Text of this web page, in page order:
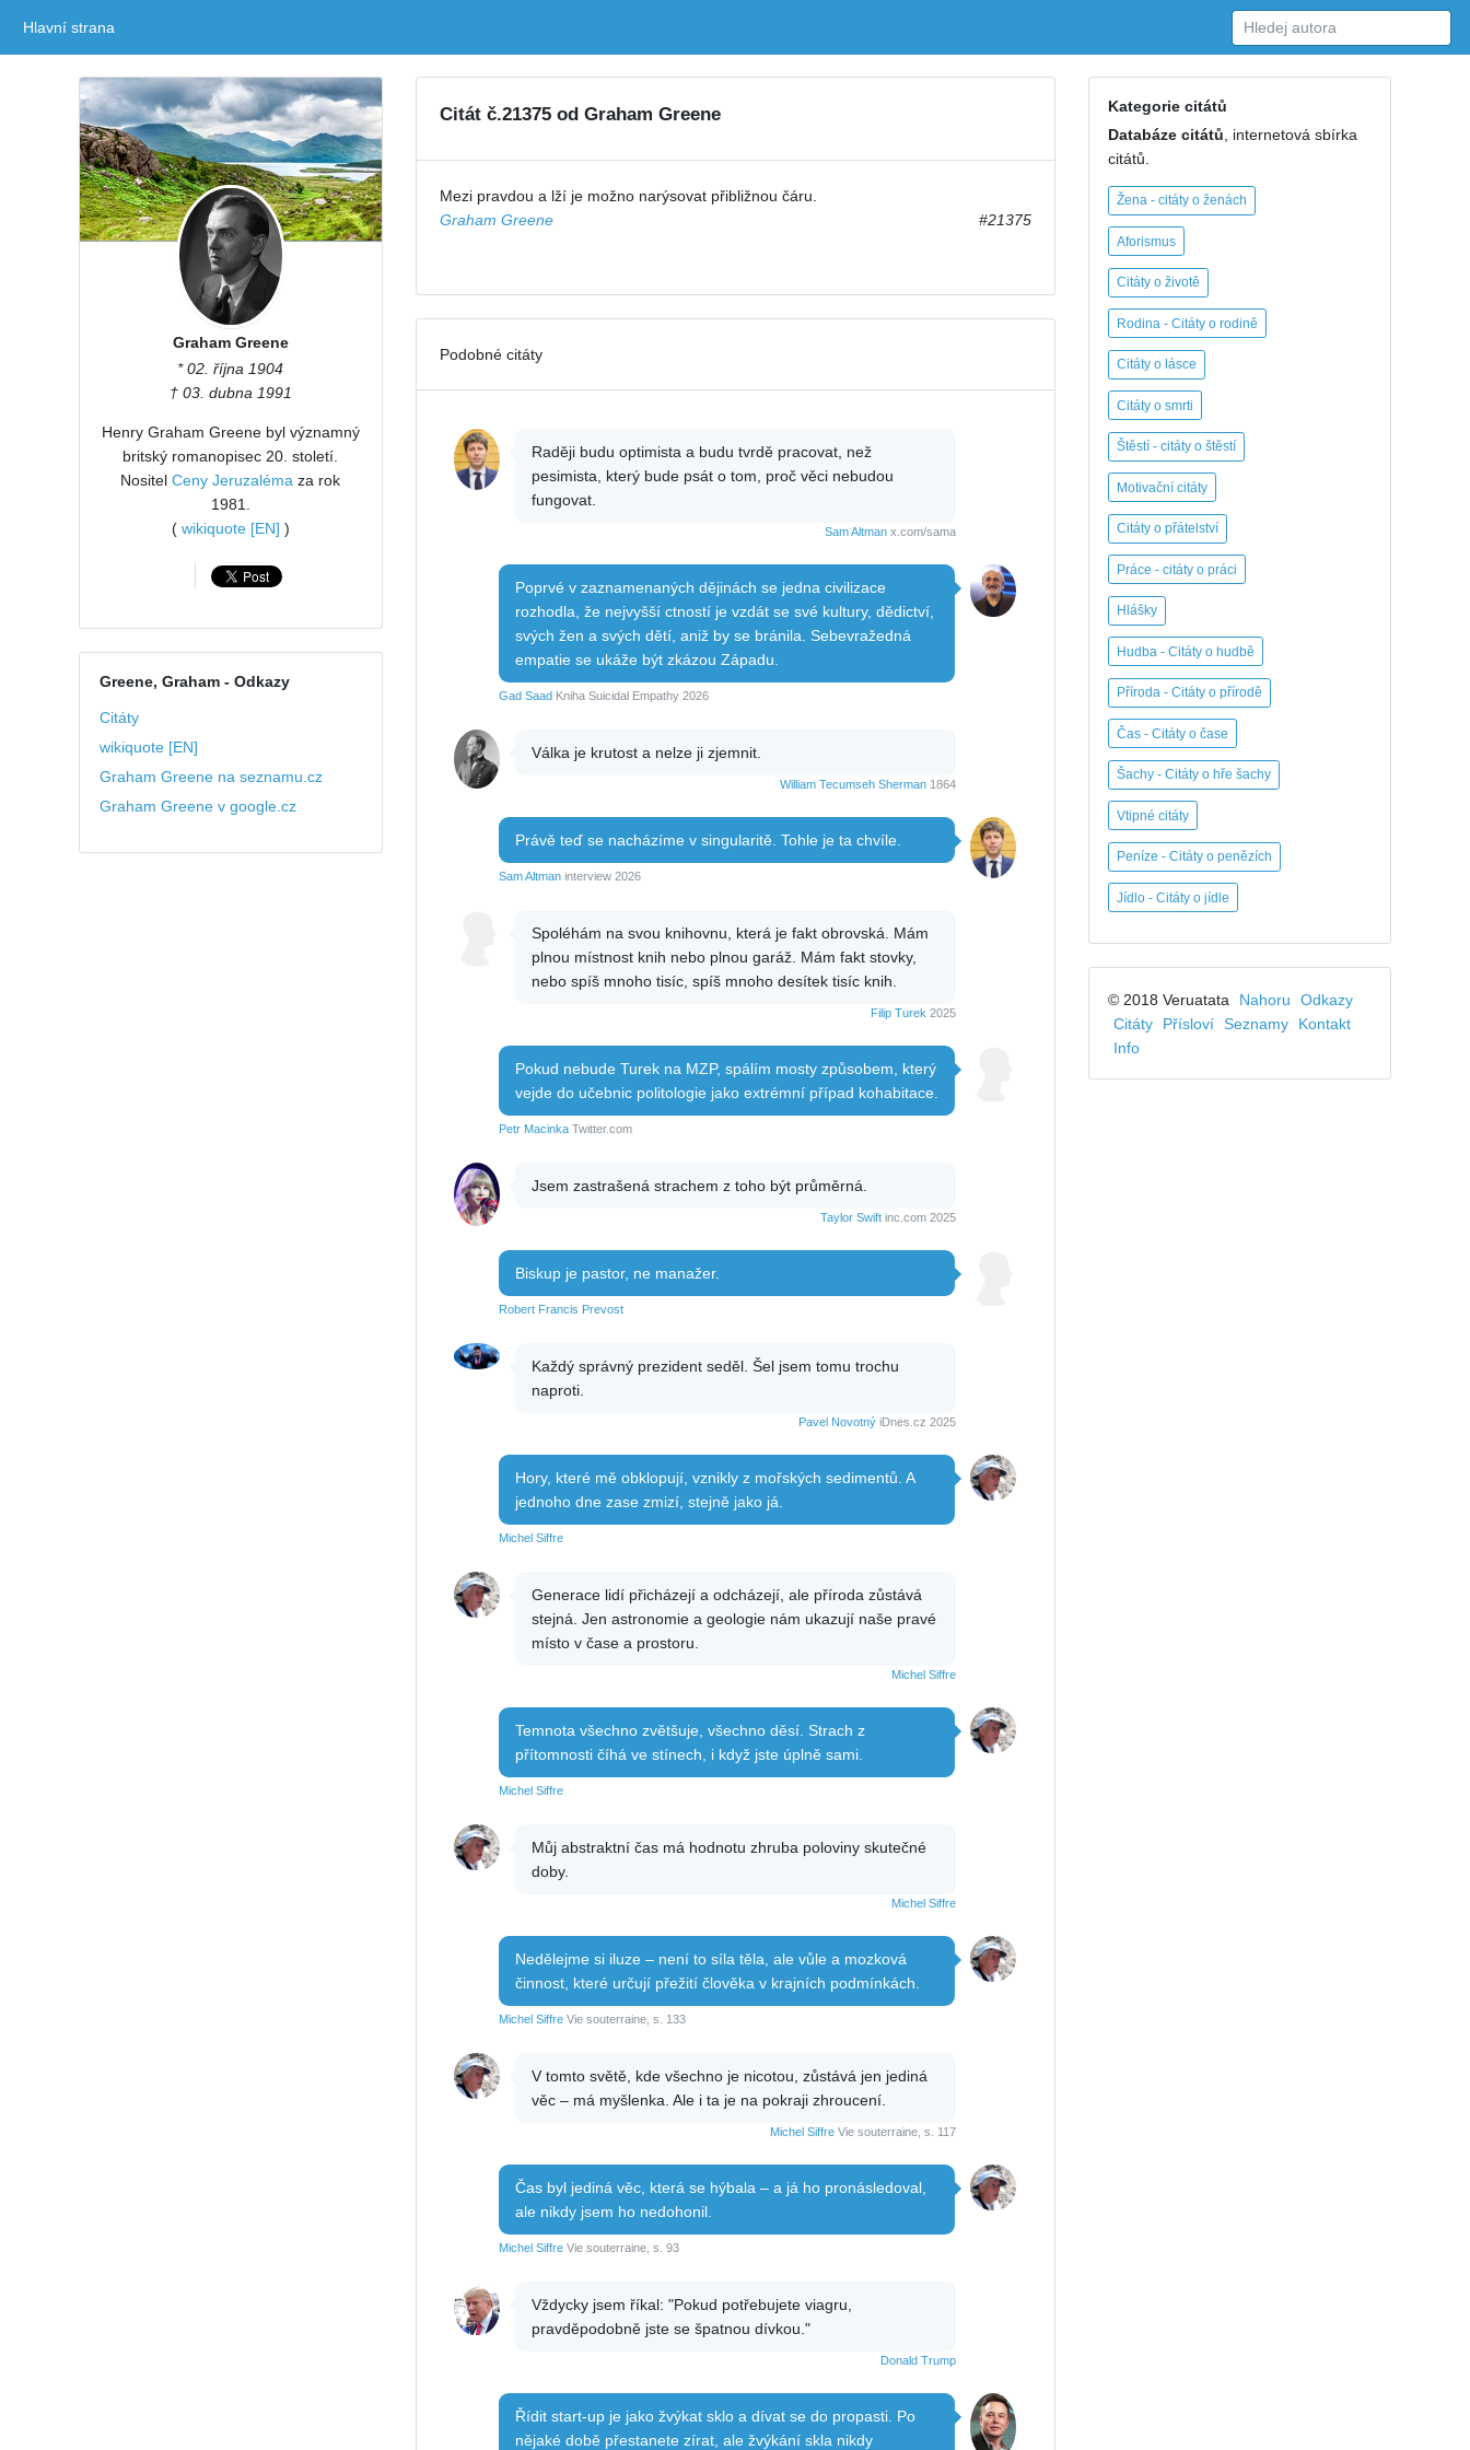
Hlavní strana
Graham Greene
* 02. října 1904
† 03. dubna 1991
Henry Graham Greene byl významný
britský romanopisec 20. století.
NositelCeny Jeruzaléma za rok
1981.
( wikiquote [EN] )
Greene, Graham- Odkazy
Citáty
wikiquote [EN]
Graham Greene na seznamu.cz
Graham Greene v google.cz
Citát č.21375 od Graham Greene
Mezi pravdou a lží je možno narýsovat přibližnou čáru.
Graham Greene
#21375
Podobné citáty
Raději budu optimista a budu tvrdě pracovat, než
pesimista, který bude psát o tom, proč věci nebudou
fungovat.
Sam Altmanx.com/sama
Poprvé v zaznamenaných dějinách se jedna civilizace
rozhodla, že nejvyšší ctností je vzdát se své kultury, dědictví,
svých žen a svých dětí, aniž by se bránila. Sebevražedná
empatie se ukáže být zkázou Západu.
Gad SaadKniha Suicidal Empathy 2026
Válka je krutost a nelze ji zjemnit.
William Tecumseh Sherman1864
Právě teď se nacházíme v singularitě. Tohle je ta chvíle.
Sam Altmaninterview 2026
Spoléhám na svou knihovnu, která je fakt obrovská. Mám
plnou místnost knih nebo plnou garáž. Mám fakt stovky,
nebo spíš mnoho tisíc, spíš mnoho desítek tisíc knih.
Filip Turek 2025
Pokud nebude Turek na MZP, spálím mosty způsobem, který
vejde do učebnic politologie jako extrémní případ kohabitace.
Petr MacinkaTwitter.com
Jsem zastrašená strachem z toho být průměrná.
Taylor Swiftinc.com 2025
Biskup je pastor, ne manažer.
Robert Francis Prevost
Každý správný prezident seděl. Šel jsem tomu trochu
naproti.
Pavel NovotnýiDnes.cz 2025
Hory, které mě obklopují, vznikly z mořských sedimentů. A
jednoho dne zase zmizí, stejně jako já.
Michel Siffre
Generace lidí přicházejí a odcházejí, ale příroda zůstává
stejná. Jen astronomie a geologie nám ukazují naše pravé
místo v čase a prostoru.
Michel Siffre
Temnota všechno zvětšuje, všechno děsí. Strach z
přítomnosti číhá ve stínech, i když jste úplně sami.
Michel Siffre
Můj abstraktní čas má hodnotu zhruba poloviny skutečné
doby.
Michel Siffre
Nedělejme si iluze – není to síla těla, ale vůle a mozková
činnost, které určují přežití člověka v krajních podmínkách.
Michel SiffreVie souterraine, s. 133
V tomto světě, kde všechno je nicotou, zůstává jen jediná
věc – má myšlenka. Ale i ta je na pokraji zhroucení.
Michel SiffreVie souterraine, s. 117
Čas byl jediná věc, která se hýbala – a já ho pronásledoval,
ale nikdy jsem ho nedohonil.
Michel SiffreVie souterraine, s. 93
Vždycky jsem říkal: "Pokud potřebujete viagru,
pravděpodobně jste se špatnou dívkou."
Donald Trump
Řídit start-up je jako žvýkat sklo a dívat se do propasti. Po
nějaké době přestanete zírat, ale žvýkání skla nikdy
Kategorie citátů
Databáze citátů , internetová sbírka
citátů.
Žena - citáty o ženách
Aforismus
Citáty o životě
Rodina - Citáty o rodině
Citáty o lásce
Citáty o smrti
Štěstí - citáty o štěstí
Motivační citáty
Citáty o přátelství
Práce - citáty o práci
Hlášky
Hudba - Citáty o hudbě
Příroda - Citáty o přírodě
Čas - Citáty o čase
Šachy - Citáty o hře šachy
Vtipné citáty
Peníze - Citáty o penězích
Jídlo - Citáty o jídle
© 2018 Veruatata Nahoru
Odkazy
Citáty
Přísloví Seznamy
Kontakt
Info